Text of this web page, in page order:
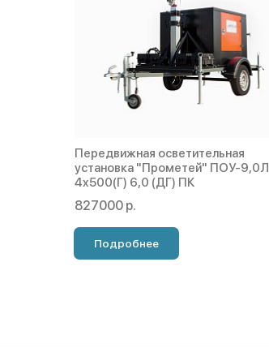
Передвижная осветительная
установка "Прометей" ПОУ-9,0Л
4х500(Г) 6,0 (ДГ) ПК
827000 р.
Подробнее